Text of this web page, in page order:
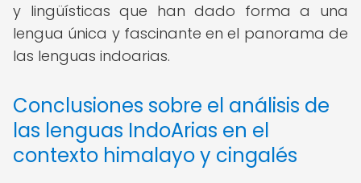
y lingüísticas que han dado forma a una
lengua única y fascinante en el panorama de
las lenguas indoarias.
Conclusiones sobre el análisis de
las lenguas IndoArias en el
contexto himalayo y cingalés